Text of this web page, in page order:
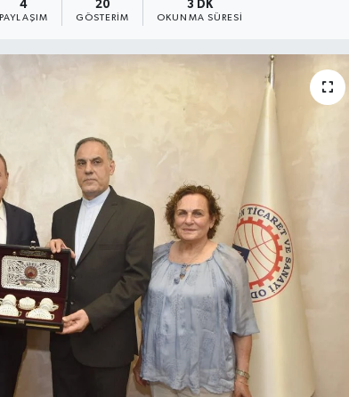
4
PAYLAŞIM
20
GÖSTERIM
3 DK
OKUNMA SÜRESI